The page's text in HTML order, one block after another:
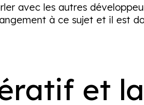
avec les autres
à ce sujet et il est
et